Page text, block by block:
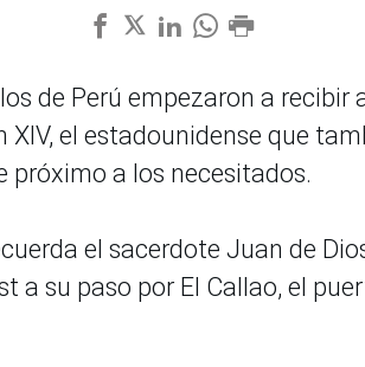
de Perú empezaron a recibir
el estadounidense que
próximo a los necesitados.
el sacerdote Juan de
a su paso por El Callao, el